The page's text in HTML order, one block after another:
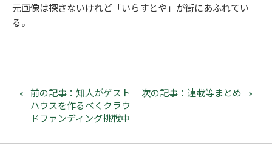
元画像は探さないけれど「いらすとや」が街にあふれてい
る。
前の記事：知人がゲスト
ハウスを作るべくクラウ
ドファンディング挑戦中
次の記事：連載等まとめ